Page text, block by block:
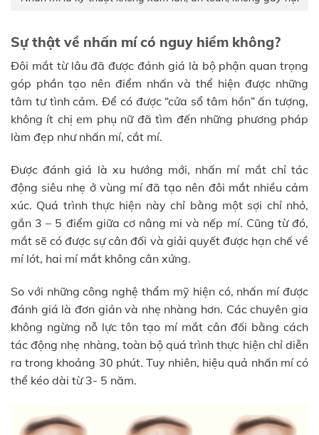
Sự thật về nhấn mí có nguy hiểm không?
Đôi mắt từ lâu đã được đánh giá là bộ phận quan trọng
góp phần tạo nên điểm nhấn và thể hiện được những
tâm tư tình cảm. Để có được “cửa sổ tâm hồn” ấn tượng,
không ít chị em phụ nữ đã tìm đến những phương pháp
làm đẹp như nhấn mí, cắt mí.
Được đánh giá là xu hướng mới, nhấn mí mắt chỉ tác
động siêu nhẹ ở vùng mí đã tạo nên đôi mắt nhiều cảm
xúc. Quá trình thực hiện này chỉ bằng một sợi chỉ nhỏ,
gắn 3 – 5 điểm giữa cơ nâng mi và nếp mí. Cũng từ đó,
mắt sẽ có được sự cân đối và giải quyết được hạn chế về
mí lót, hai mí mắt không cân xứng.
So với những công nghệ thẩm mỹ hiện có, nhấn mí được
đánh giá là đơn giản và nhẹ nhàng hơn. Các chuyên gia
không ngừng nỗ lực tôn tạo mí mắt cân đối bằng cách
tác động nhẹ nhàng, toàn bộ quá trình thực hiện chỉ diễn
ra trong khoảng 30 phút. Tuy nhiên, hiệu quả nhấn mí có
thể kéo dài từ 3- 5 năm.